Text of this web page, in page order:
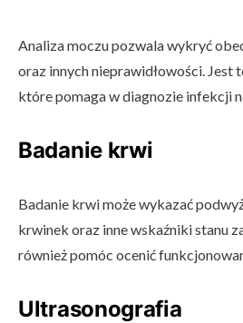
Analiza moczu pozwala wykryć
oraz innych nieprawidłowości. Jest
które pomaga w diagnozie infekcji
Badanie krwi
Badanie krwi może wykazać
krwinek oraz inne wskaźniki stanu
również pomóc ocenić
Ultrasonografia